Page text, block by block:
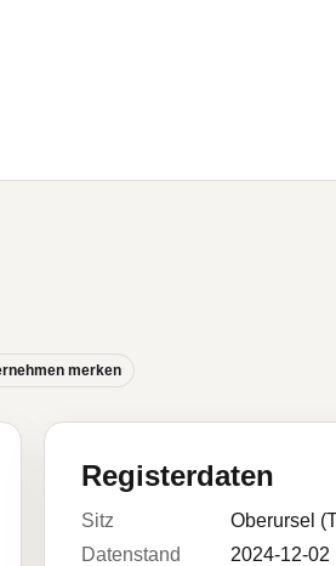
merken
Registerdaten
Sitz
Oberursel
Datenstand
2024-12-02